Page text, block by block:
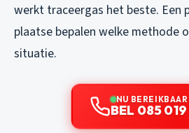
werkt traceergas het beste. Een
plaatse bepalen welke methode
situatie.
NU BEREIKBAAR
BEL 085